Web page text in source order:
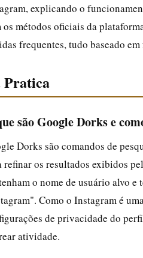
explicando o
os métodos oficiais da
frequentes, tudo baseado
Pratica
são Google Dorks e
Dorks são comandos de
refinar os resultados exibidos
o nome de usuário alvo
Como o Instagram é
de privacidade do
atividade.